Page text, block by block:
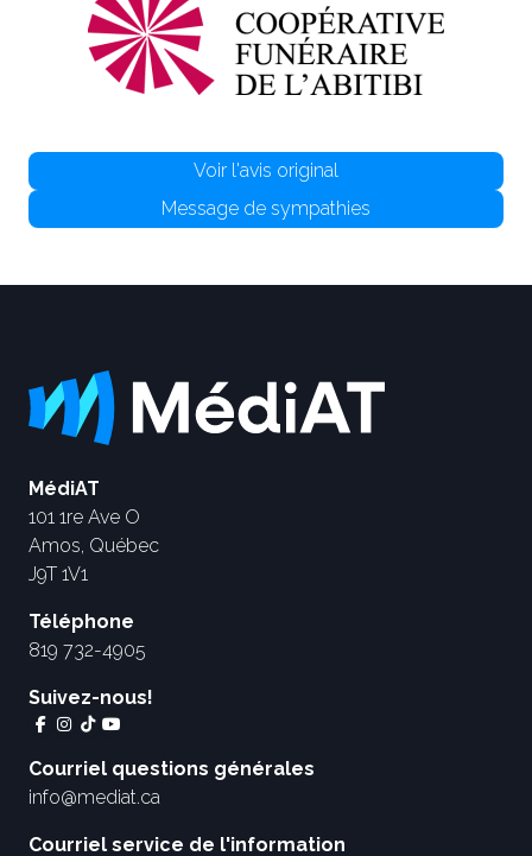
Voir l'avis original
Message de sympathies
MédiAT
101 1re Ave O
Amos, Québec
J9T 1V1
Téléphone
819 732-4905
Suivez-nous!
Courriel questions générales
info@mediat.ca
Courriel service de l'information